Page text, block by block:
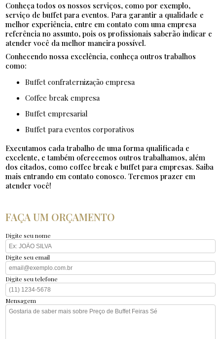
Conheça todos os nossos serviços, como por exemplo,
serviço de buffet para eventos. Para garantir a qualidade e
melhor experiência, entre em contato com uma empresa
referência no assunto, pois os profissionais saberão indicar e
atender você da melhor maneira possível.
Conhecendo nossa excelência, conheça outros trabalhos
como:
buffet confraternização empresa
coffee break empresa
buffet empresarial
buffet para eventos corporativos
Executamos cada trabalho de uma forma qualificada e
excelente, e também oferecemos outros trabalhamos, além
dos citados, como coffee break e buffet para empresas. Saiba
mais entrando em contato conosco. Teremos prazer em
atender você!
FAÇA UM ORÇAMENTO
Digite seu nome
Digite seu email
Digite seu telefone
Mensagem